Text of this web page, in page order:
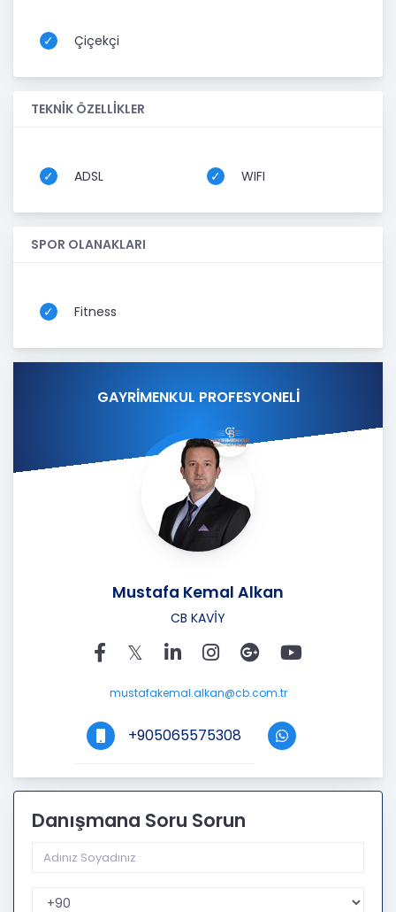
Çiçekçi
TEKNİK ÖZELLİKLER
ADSL WIFI
SPOR OLANAKLARI
Fitness
GAYRİMENKUL PROFESYONELİ
Mustafa Kemal Alkan
CB KAVİY
mustafakemal.alkan@cb.com.tr
+905065575308
Danışmana Soru Sorun
Telefon Kodu